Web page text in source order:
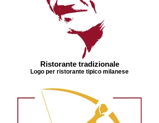
Ristorante tradizionale
Logo per ristorante tipico milanese